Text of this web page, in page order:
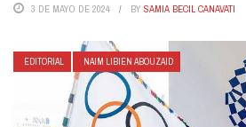
3 DE MAYO DE 2024 BY SAMIA BECIL CANAVATI
EDITORIAL NAIM LIBIEN ABOUZAID